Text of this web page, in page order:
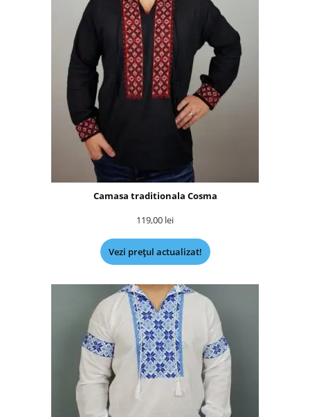
Camasa traditionala Cosma
119,00 lei
Vezi prețul actualizat!